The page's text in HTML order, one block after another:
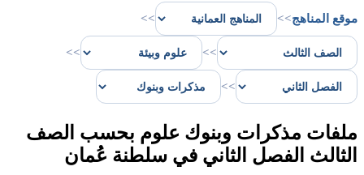
موقع المناهج>>
>>
>>
>>
>>
ملفات مذكرات وبنوك علوم بحسب الصف
الثالث الفصل الثاني في سلطنة عُمان